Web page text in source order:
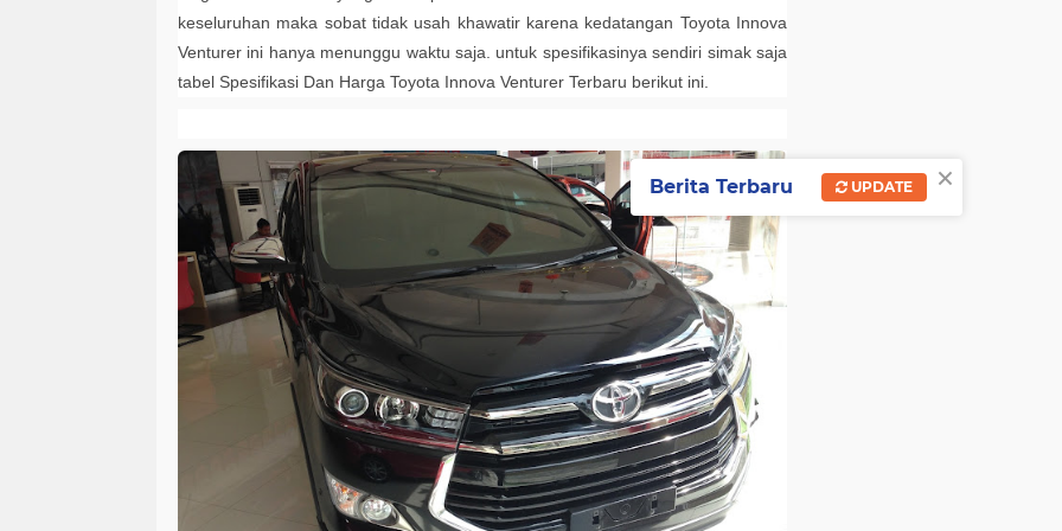
keseluruhan maka sobat tidak usah khawatir karena kedatangan Toyota Innova
Venturer ini hanya menunggu waktu saja. untuk spesifikasinya sendiri simak saja
tabel Spesifikasi Dan Harga Toyota Innova Venturer Terbaru berikut ini.
×
Berita Terbaru UPDATE